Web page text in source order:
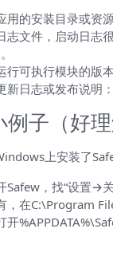
用的安装目录或资
志文件，启动日志
行可执行模块的版
新日志或发布说明
子（好理
上安装了
Safew，找“设置→
，在C:\Program
开